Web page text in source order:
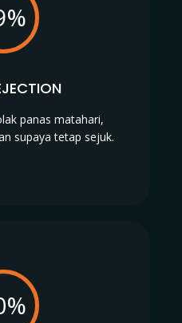
panas matahari,
supaya tetap sejuk.